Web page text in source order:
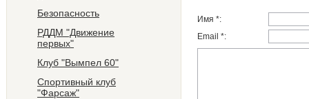
Безопасность
РДДМ "Движение
первых"
Клуб "Вымпел 60"
Спортивный клуб
"Фарсаж"
Имя *:
Email *: